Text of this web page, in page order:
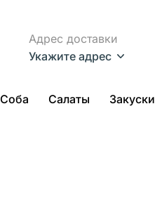
Адрес доставки
Укажите адрес
Соба Салаты Закуски